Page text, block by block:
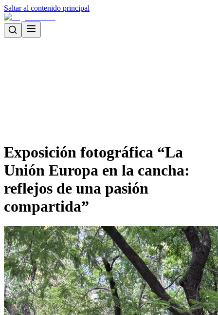
Saltar al contenido principal
Exposición fotográfica “La
Unión Europa en la cancha:
reflejos de una pasión
compartida”